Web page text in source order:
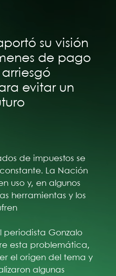
su visión
de pago
evitar un
de impuestos se
La Nación
uso y, en algunos
herramientas y los
periodista Gonzalo
esta problemática,
el origen del tema y
algunas